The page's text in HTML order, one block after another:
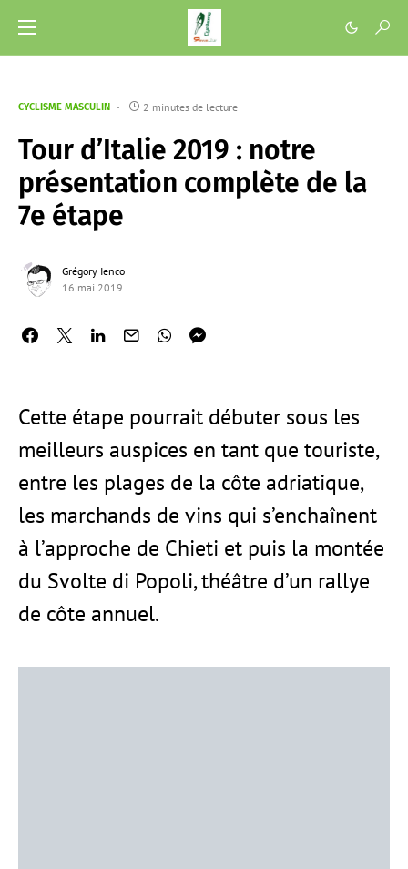
CYCLISME MASCULIN 2 minutes de lecture
Tour d’Italie 2019 : notre
présentation complète de la
7e étape
Grégory Ienco
16 mai 2019
Cette étape pourrait débuter sous les
meilleurs auspices en tant que touriste,
entre les plages de la côte adriatique,
les marchands de vins qui s’enchaînent
à l’approche de Chieti et puis la montée
du Svolte di Popoli, théâtre d’un rallye
de côte annuel.